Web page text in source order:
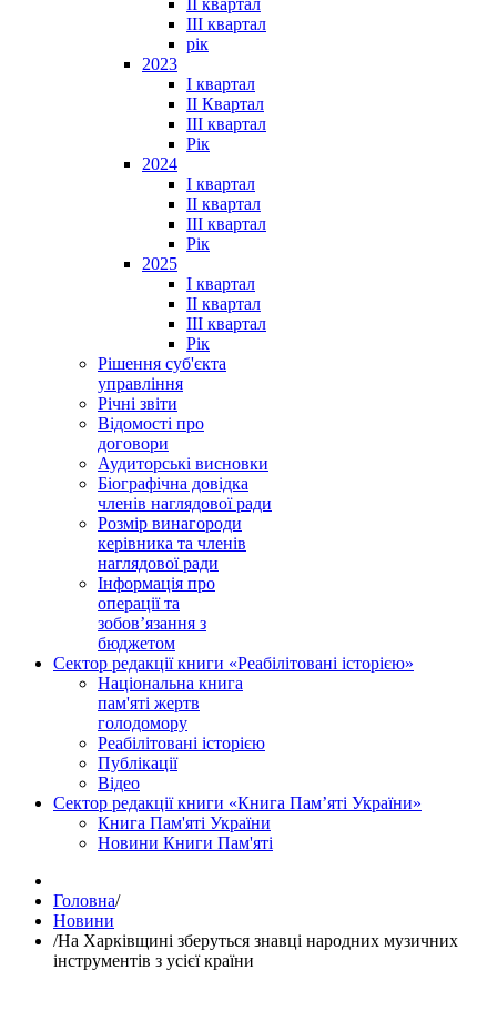
II квартал
ІІІ квартал
рік
2023
І квартал
ІІ Квартал
III квартал
Рік
2024
I квартал
II квартал
III квартал
Рік
2025
I квартал
II квартал
III квартал
Рік
Рішення суб'єкта
управління
Річні звіти
Відомості про
договори
Аудиторські висновки
Біографічна довідка
членів наглядової ради
Розмір винагороди
керівника та членів
наглядової ради
Інформація про
операції та
зобов’язання з
бюджетом
Сектор редакції книги «Реабілітовані історією»
Національна книга
пам'яті жертв
голодомору
Реабілітовані історією
Публікації
Відео
Сектор редакції книги «Книга Пам’яті України»
Книга Пам'яті України
Новини Книги Пам'яті
Головна/
Новини
/На Харківщині зберуться знавці народних музичних
інструментів з усієї країни